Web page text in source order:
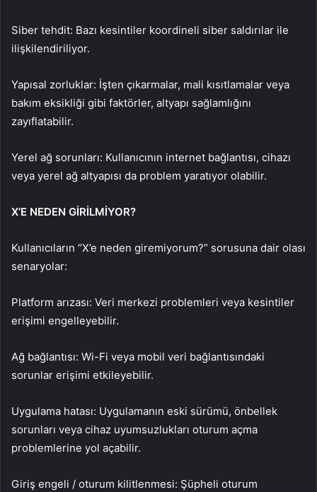
Siber tehdit: Bazı kesintiler koordineli siber saldırılar ile
ilişkilendiriliyor.
Yapısal zorluklar: İşten çıkarmalar, mali kısıtlamalar veya
bakım eksikliği gibi faktörler, altyapı sağlamlığını
zayıflatabilir.
Yerel ağ sorunları: Kullanıcının internet bağlantısı, cihazı
veya yerel ağ altyapısı da problem yaratıyor olabilir.
X’E NEDEN GİRİLMİYOR?
Kullanıcıların “X’e neden giremiyorum?” sorusuna dair olası
senaryolar:
Platform arızası: Veri merkezi problemleri veya kesintiler
erişimi engelleyebilir.
Ağ bağlantısı: Wi-Fi veya mobil veri bağlantısındaki
sorunlar erişimi etkileyebilir.
Uygulama hatası: Uygulamanın eski sürümü, önbellek
sorunları veya cihaz uyumsuzlukları oturum açma
problemlerine yol açabilir.
Giriş engeli / oturum kilitlenmesi: Şüpheli oturum